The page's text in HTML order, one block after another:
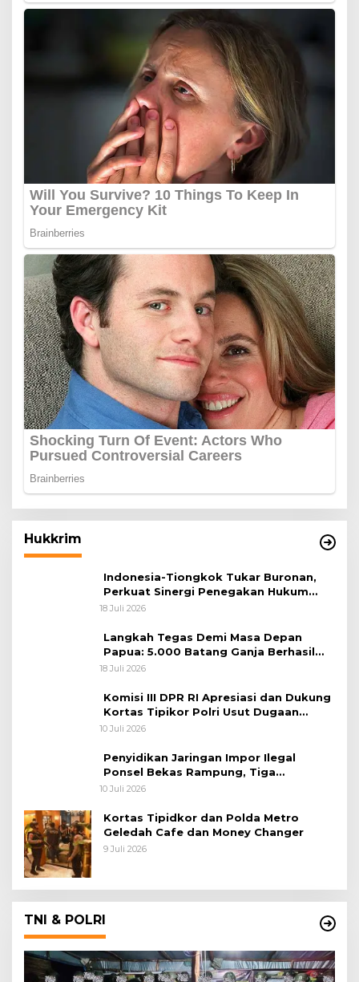
Hukkrim
Indonesia-Tiongkok Tukar Buronan,
Perkuat Sinergi Penegakan Hukum
Lintas Negara
18 Juli 2026
Langkah Tegas Demi Masa Depan
Papua: 5.000 Batang Ganja Berhasil
Diungkap Koops TNI Habema
18 Juli 2026
Komisi III DPR RI Apresiasi dan Dukung
Kortas Tipikor Polri Usut Dugaan
Korupsi Batu Bara
10 Juli 2026
Penyidikan Jaringan Impor Ilegal
Ponsel Bekas Rampung, Tiga
Tersangka Sudah P-21 dan Satu Buron
10 Juli 2026
Kortas Tipidkor dan Polda Metro
Geledah Cafe dan Money Changer
9 Juli 2026
TNI & POLRI